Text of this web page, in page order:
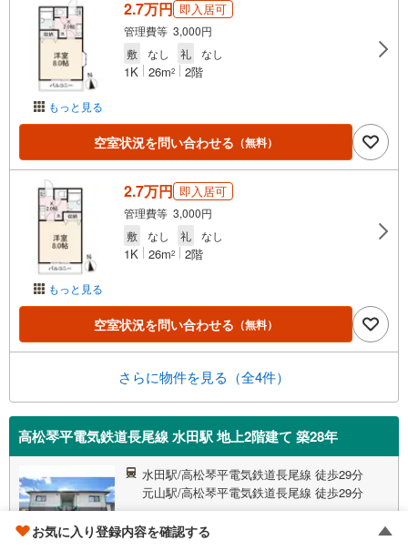
もっと見る
2.7万円 即入居可
管理費等 3,000円
敷
なし 礼 なし
1K 26m2 2階
空室状況を問い合わせる （無料）
もっと見る
2.7万円 即入居可
管理費等 3,000円
敷
なし 礼 なし
1K 26m2 2階
空室状況を問い合わせる （無料）
さらに物件を見る（全4件）
高松琴平電気鉄道長尾線 水田駅 地上2階建て 築28年
水田駅/高松琴平電気鉄道長尾線 徒歩29分
元山駅/高松琴平電気鉄道長尾線 徒歩29分
築28年/地上2階建て/軽量鉄骨
お気に入り登録内容を確認する